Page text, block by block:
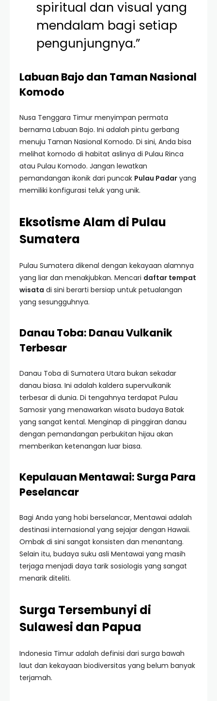
spiritual dan visual yang
mendalam bagi setiap
pengunjungnya.”
Labuan Bajo dan Taman Nasional
Komodo
Nusa Tenggara Timur menyimpan permata
bernama Labuan Bajo. Ini adalah pintu gerbang
menuju Taman Nasional Komodo. Di sini, Anda bisa
melihat komodo di habitat aslinya di Pulau Rinca
atau Pulau Komodo. Jangan lewatkan
pemandangan ikonik dari puncak Pulau Padar yang
memiliki konfigurasi teluk yang unik.
Eksotisme Alam di Pulau
Sumatera
Pulau Sumatera dikenal dengan kekayaan alamnya
yang liar dan menakjubkan. Mencari daftar tempat
wisata di sini berarti bersiap untuk petualangan
yang sesungguhnya.
Danau Toba: Danau Vulkanik
Terbesar
Danau Toba di Sumatera Utara bukan sekadar
danau biasa. Ini adalah kaldera supervulkanik
terbesar di dunia. Di tengahnya terdapat Pulau
Samosir yang menawarkan wisata budaya Batak
yang sangat kental. Menginap di pinggiran danau
dengan pemandangan perbukitan hijau akan
memberikan ketenangan luar biasa.
Kepulauan Mentawai: Surga Para
Peselancar
Bagi Anda yang hobi berselancar, Mentawai adalah
destinasi internasional yang sejajar dengan Hawaii.
Ombak di sini sangat konsisten dan menantang.
Selain itu, budaya suku asli Mentawai yang masih
terjaga menjadi daya tarik sosiologis yang sangat
menarik diteliti.
Surga Tersembunyi di
Sulawesi dan Papua
Indonesia Timur adalah definisi dari surga bawah
laut dan kekayaan biodiversitas yang belum banyak
terjamah.